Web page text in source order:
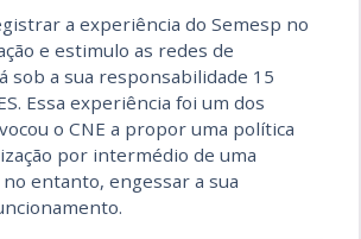
a experiência do Semesp no
e estimulo as redes de
sob a sua responsabilidade 15
Essa experiência foi um dos
o CNE a propor uma política
por intermédio de uma
entanto, engessar a sua